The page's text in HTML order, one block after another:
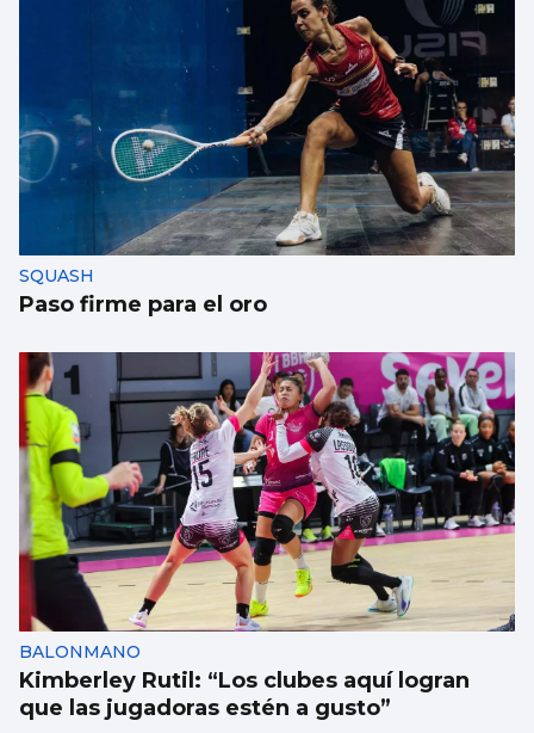
SQUASH
Paso firme para el oro
BALONMANO
Kimberley Rutil: “Los clubes aquí logran
que las jugadoras estén a gusto”